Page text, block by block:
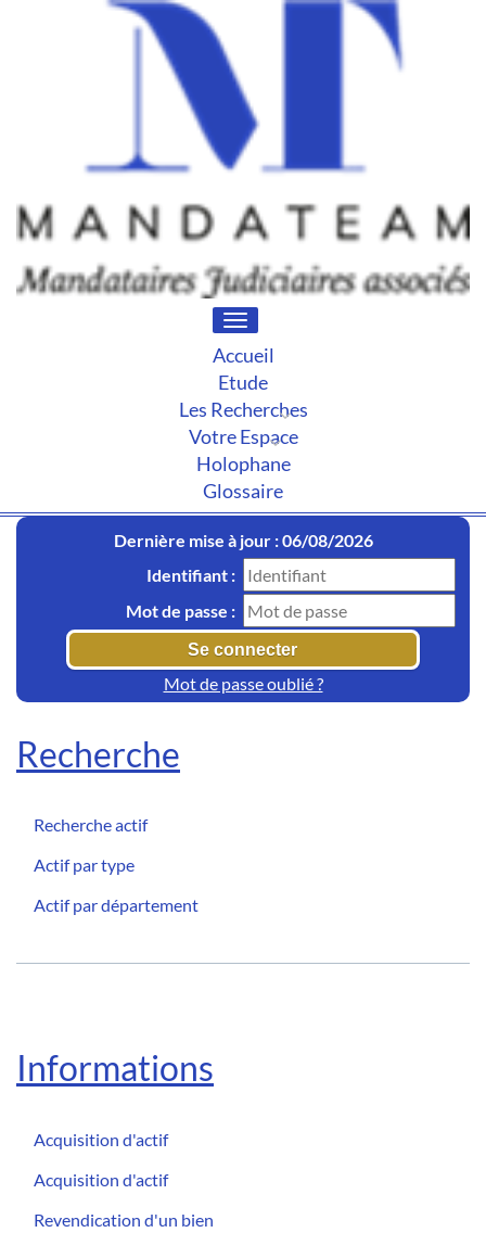
Toggle
navigation
Accueil
Etude
Les Recherches
Votre Espace
Holophane
Glossaire
Dernière mise à jour : 06/08/2026
Identifiant :
Mot de passe :
Mot de passe oublié ?
Recherche
Recherche actif
Actif par type
Actif par département
Informations
Acquisition d'actif
Acquisition d'actif
Revendication d'un bien